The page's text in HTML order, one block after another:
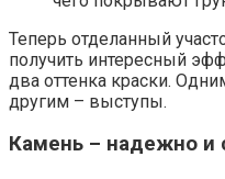
Теперь отделанный
получить интересный
два оттенка краски.
другим – выступы.
Камень – надежно и